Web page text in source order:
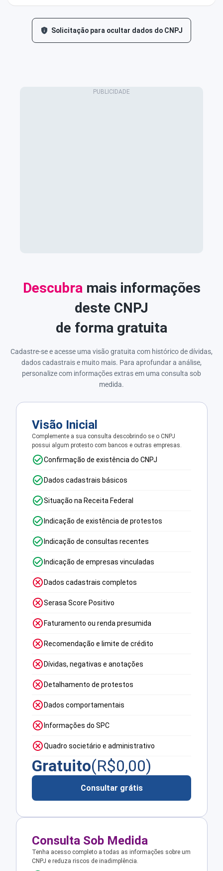
Solicitação para ocultar dados do CNPJ
Descubra mais informações
deste CNPJ
de forma gratuita
Cadastre-se e acesse uma visão gratuita com histórico de dívidas,
dados cadastrais e muito mais. Para aprofundar a análise,
personalize com informações extras em uma consulta sob
medida.
Visão Inicial
Complemente a sua consulta descobrindo se o CNPJ
possui algum protesto com bancos e outras empresas.
Confirmação de existência do CNPJ
Dados cadastrais básicos
Situação na Receita Federal
Indicação de existência de protestos
Indicação de consultas recentes
Indicação de empresas vinculadas
Dados cadastrais completos
Serasa Score Positivo
Faturamento ou renda presumida
Recomendação e limite de crédito
Dívidas, negativas e anotações
Detalhamento de protestos
Dados comportamentais
Informações do SPC
Quadro societário e administrativo
Gratuito(R$0,00)
Consultar grátis
Consulta Sob Medida
Tenha acesso completo a todas as informações sobre um
CNPJ e reduza riscos de inadimplência.